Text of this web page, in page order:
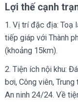
Lợi thế cạnh
1. Vị trí đặc địa: Toạ
tiếp giáp với Thành
(khoảng 15km).
2. Tiện ích nội khu:
bơi, Công viên,
An ninh 24/24. Về